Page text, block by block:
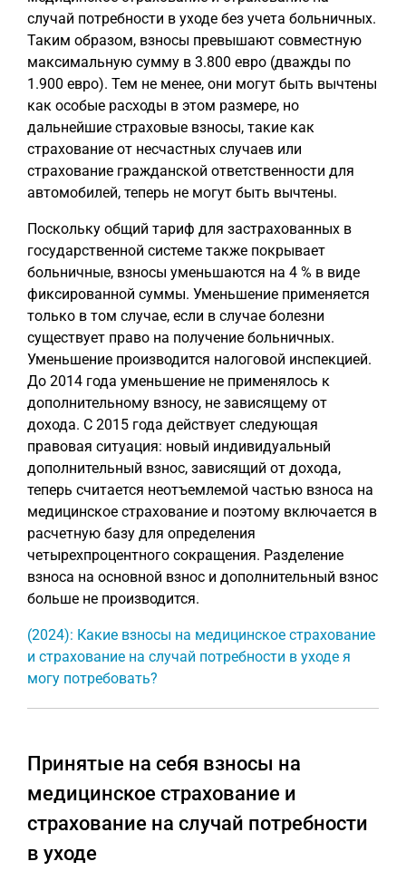
случай потребности в уходе без учета больничных.
Таким образом, взносы превышают совместную
максимальную сумму в 3.800 евро (дважды по
1.900 евро). Тем не менее, они могут быть вычтены
как особые расходы в этом размере, но
дальнейшие страховые взносы, такие как
страхование от несчастных случаев или
страхование гражданской ответственности для
автомобилей, теперь не могут быть вычтены.
Поскольку общий тариф для застрахованных в
государственной системе также покрывает
больничные, взносы уменьшаются на 4 % в виде
фиксированной суммы. Уменьшение применяется
только в том случае, если в случае болезни
существует право на получение больничных.
Уменьшение производится налоговой инспекцией.
До 2014 года уменьшение не применялось к
дополнительному взносу, не зависящему от
дохода. С 2015 года действует следующая
правовая ситуация: новый индивидуальный
дополнительный взнос, зависящий от дохода,
теперь считается неотъемлемой частью взноса на
медицинское страхование и поэтому включается в
расчетную базу для определения
четырехпроцентного сокращения. Разделение
взноса на основной взнос и дополнительный взнос
больше не производится.
(2024): Какие взносы на медицинское страхование
и страхование на случай потребности в уходе я
могу потребовать?
Принятые на себя взносы на
медицинское страхование и
страхование на случай потребности
в уходе